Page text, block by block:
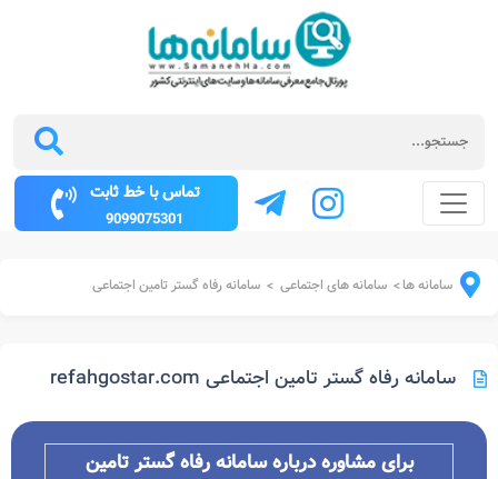
تماس با خط ثابت
9099075301
سامانه ها> سامانه های اجتماعی > سامانه رفاه گستر تامین اجتماعی
سامانه رفاه گستر تامین اجتماعی refahgostar.com
برای مشاوره درباره سامانه رفاه گستر تامین